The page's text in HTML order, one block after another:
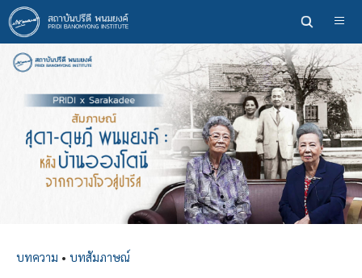
ข้าม
ไป
ยัง
เนื้อหา
บทความ • บทสัมภาษณ์